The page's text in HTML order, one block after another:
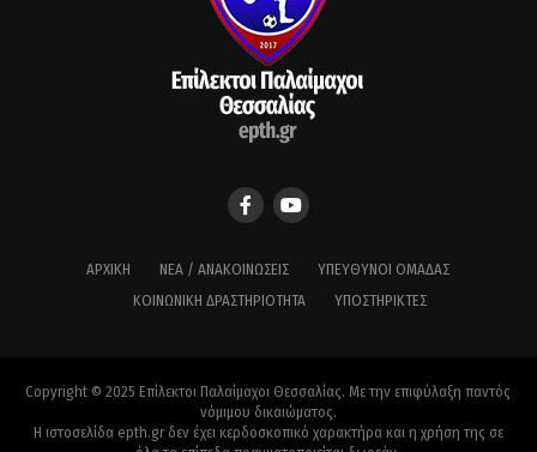
ΑΡΧΙΚΉ ΝΈΑ / ΑΝΑΚΟΙΝΏΣΕΙΣ
ΥΠΕΎΘΥΝΟΙ ΟΜΆΔΑΣ
ΚΟΙΝΩΝΙΚΉ ΔΡΑΣΤΗΡΙΌΤΗΤΑ
ΥΠΟΣΤΗΡΙΚΤΈΣ
Copyright © 2025 Επίλεκτοι Παλαίμαχοι Θεσσαλίας. Με την επιφύλαξη παντός
νόμιμου δικαιώματος.
Η ιστοσελίδα epth.gr δεν έχει κερδοσκοπικό χαρακτήρα και η χρήση της σε